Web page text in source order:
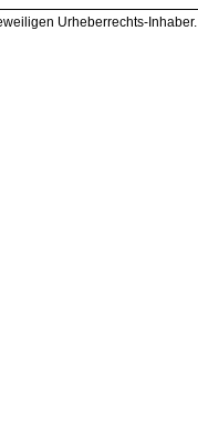
Urheberrechts-Inhaber.